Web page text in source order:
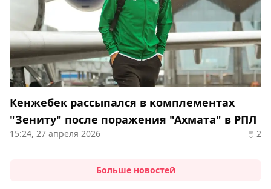
Кенжебек рассыпался в комплементах
"Зениту" после поражения "Ахмата" в РПЛ
15:24, 27 апреля 2026 2
Больше новостей